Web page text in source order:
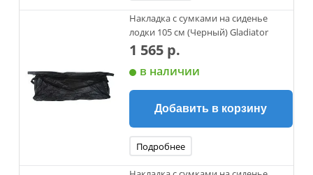
Накладка с сумками на сиденье
лодки 105 см (Черный) Gladiator
1 565 р.
в наличии
Добавить в корзину
Подробнее